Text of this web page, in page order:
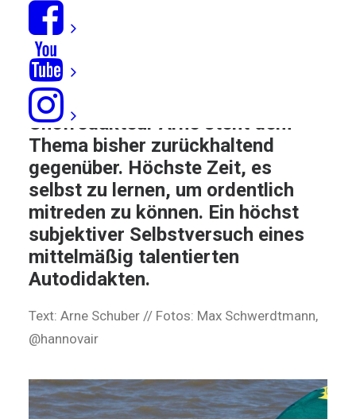
hype is real – zumindest wenn
man Herstellern und
Verkaufszahlen glaubt. Doch ist
das Wing-Ding wirklich so geil,
wie alle behaupten? KITE-
Chefredakteur Arne steht dem
Thema bisher zurückhaltend
gegenüber. Höchste Zeit, es
selbst zu lernen, um ordentlich
mitreden zu können. Ein höchst
subjektiver Selbstversuch eines
mittelmäßig talentierten
Autodidakten.
Text: Arne Schuber // Fotos: Max Schwerdtmann,
@hannovair